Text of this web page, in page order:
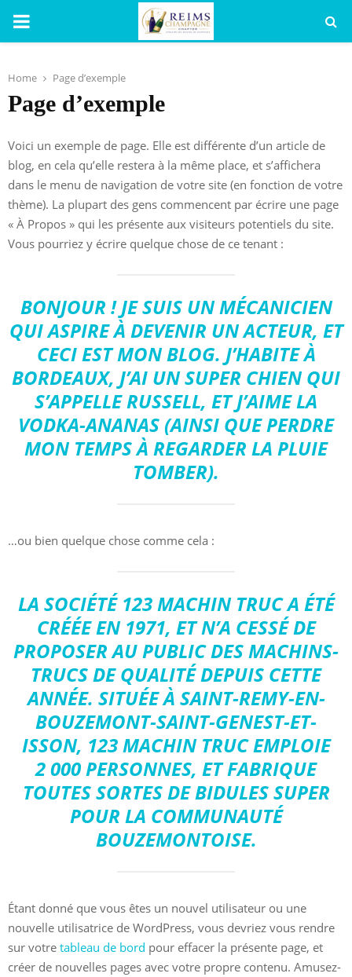
PRIMARY
Home Page d’exemple
Page d’exemple
Voici un exemple de page. Elle est différente d’un article de
blog, en cela qu’elle restera à la même place, et s’affichera
dans le menu de navigation de votre site (en fonction de votre
thème). La plupart des gens commencent par écrire une page
« À Propos » qui les présente aux visiteurs potentiels du site.
Vous pourriez y écrire quelque chose de ce tenant :
BONJOUR ! JE SUIS UN MÉCANICIEN
QUI ASPIRE À DEVENIR UN ACTEUR, ET
CECI EST MON BLOG. J’HABITE À
BORDEAUX, J’AI UN SUPER CHIEN QUI
S’APPELLE RUSSELL, ET J’AIME LA
VODKA-ANANAS (AINSI QUE PERDRE
MON TEMPS À REGARDER LA PLUIE
TOMBER).
…ou bien quelque chose comme cela :
LA SOCIÉTÉ 123 MACHIN TRUC A ÉTÉ
CRÉÉE EN 1971, ET N’A CESSÉ DE
PROPOSER AU PUBLIC DES MACHINS-
TRUCS DE QUALITÉ DEPUIS CETTE
ANNÉE. SITUÉE À SAINT-REMY-EN-
BOUZEMONT-SAINT-GENEST-ET-
ISSON, 123 MACHIN TRUC EMPLOIE
2 000 PERSONNES, ET FABRIQUE
TOUTES SORTES DE BIDULES SUPER
POUR LA COMMUNAUTÉ
BOUZEMONTOISE.
Étant donné que vous êtes un nouvel utilisateur ou une
nouvelle utilisatrice de WordPress, vous devriez vous rendre
sur votre tableau de bord pour effacer la présente page, et
créer de nouvelles pages avec votre propre contenu. Amusez-